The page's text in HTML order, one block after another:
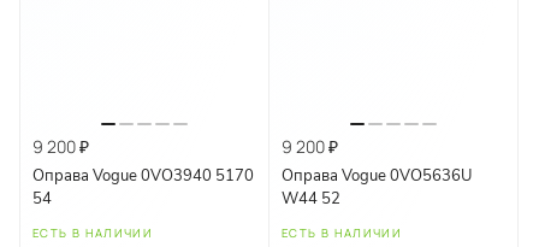
9 200 ₽
Оправа Vogue 0VO3940 5170
54
ЕСТЬ В НАЛИЧИИ
9 200 ₽
Оправа Vogue 0VO5636U
W44 52
ЕСТЬ В НАЛИЧИИ